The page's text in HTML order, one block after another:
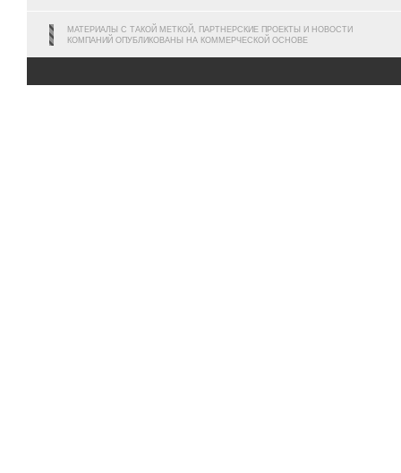
МАТЕРИАЛЫ С ТАКОЙ МЕТКОЙ, ПАРТНЕРСКИЕ ПРОЕКТЫ И НОВОСТИ
КОМПАНИЙ ОПУБЛИКОВАНЫ НА КОММЕРЧЕСКОЙ ОСНОВЕ